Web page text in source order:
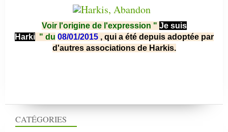
CATÉGORIES
Voir l'origine de l'expression " Je suis
Harki " du 08/01/2015 , qui a été depuis adoptée par
d'autres associations de Harkis.